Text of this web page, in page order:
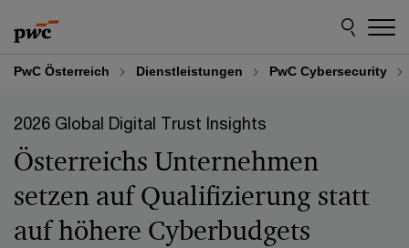
to
content
to
footer
PwC Österreich Dienstleistungen PwC Cybersecurity
2026 Global Digital Trust Insights
Österreichs Unternehmen
setzen auf Qualifizierung statt
auf höhere Cyberbudgets